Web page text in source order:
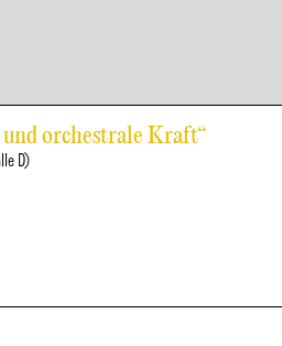
und orchestrale Kraft“
D)